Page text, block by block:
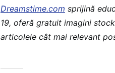
Dreamstime.com sprijină
19, oferă gratuit imagini
articolele cât mai relevant